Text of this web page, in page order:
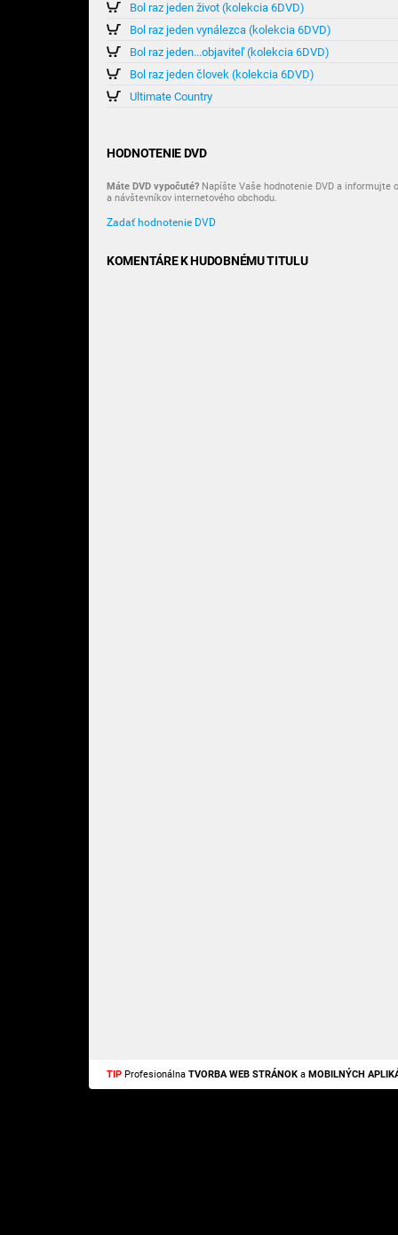
Bol raz jeden život (kolekcia 6DVD)
Bol raz jeden vynálezca (kolekcia 6DVD)
Bol raz jeden...objaviteľ (kolekcia 6DVD)
Bol raz jeden človek (kolekcia 6DVD)
Ultimate Country
HODNOTENIE DVD
Máte DVD vypočuté? Napíšte Vaše hodnotenie DVD a informujte
a návštevníkov internetového obchodu.
Zadať hodnotenie DVD
KOMENTÁRE K HUDOBNÉMU TITULU
TIP Profesionálna TVORBA WEB STRÁNOK a MOBILNÝCH